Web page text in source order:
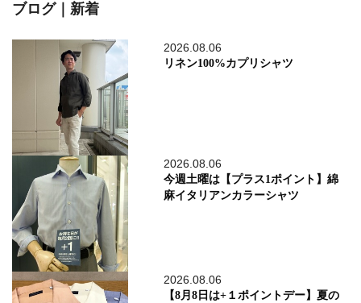
ブログ｜新着
2026.08.06
リネン100%カプリシャツ
2026.08.06
今週土曜は【プラス1ポイント】綿
麻イタリアンカラーシャツ
2026.08.06
【8月8日は+１ポイントデー】夏の